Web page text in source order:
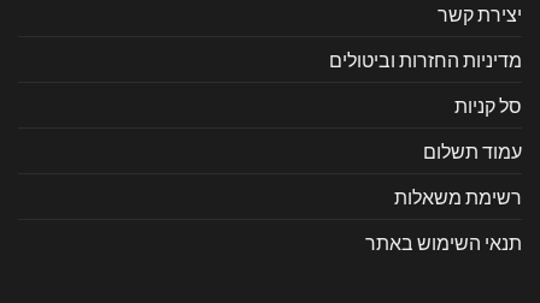
יצירת קשר
מדיניות החזרות וביטולים
סל קניות
עמוד תשלום
רשימת משאלות
תנאי השימוש באתר